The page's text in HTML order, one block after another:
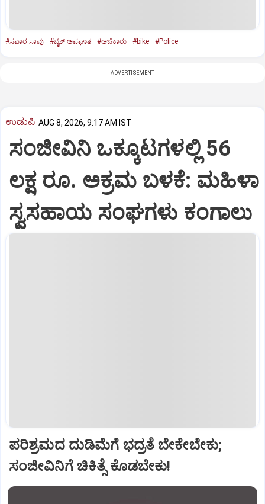
#ಸವಾರ ಸಾವು #ಬೈಕ್‌ ಅಪಘಾತ #ಅಜೆಕಾರು #bike #Police
ADVERTISEMENT
ಉಡುಪಿ AUG 8, 2026, 9:17 AM IST
ಸಂಜೀವಿನಿ ಒಕ್ಕೂಟಗಳಲ್ಲಿ 56
ಲಕ್ಷ ರೂ. ಅಕ್ರಮ ಬಳಕೆ: ಮಹಿಳಾ
ಸ್ವಸಹಾಯ ಸಂಘಗಳು ಕಂಗಾಲು
ಪರಿಶ್ರಮದ ದುಡಿಮೆಗೆ ಭದ್ರತೆ ಬೇಕೇಬೇಕು;
ಸಂಜೀವಿನಿಗೆ ಚಿಕಿತ್ಸೆ ಕೊಡಬೇಕು!